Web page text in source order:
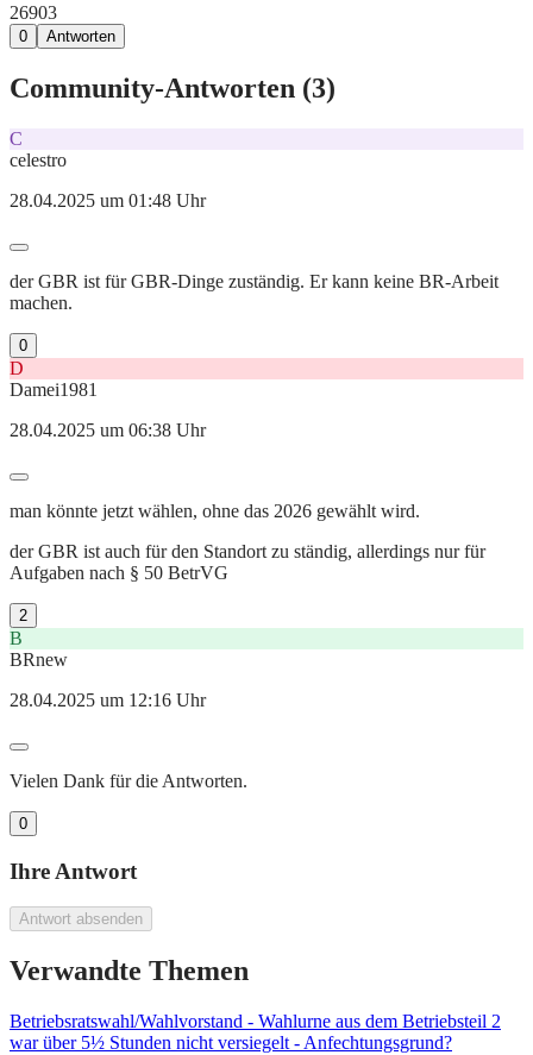
26903
0 Antworten
Community-Antworten (3)
C
celestro
28.04.2025 um 01:48 Uhr
der GBR ist für GBR-Dinge zuständig. Er kann keine BR-Arbeit
machen.
0
D
Damei1981
28.04.2025 um 06:38 Uhr
man könnte jetzt wählen, ohne das 2026 gewählt wird.
der GBR ist auch für den Standort zu ständig, allerdings nur für
Aufgaben nach § 50 BetrVG
2
B
BRnew
28.04.2025 um 12:16 Uhr
Vielen Dank für die Antworten.
0
Ihre Antwort
Antwort absenden
Verwandte Themen
Betriebsratswahl/Wahlvorstand - Wahlurne aus dem Betriebsteil 2
war über 5½ Stunden nicht versiegelt - Anfechtungsgrund?